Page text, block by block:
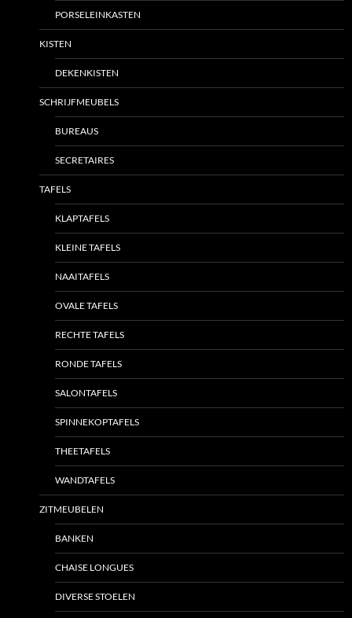
PORSELEINKASTEN
KISTEN
DEKENKISTEN
SCHRIJFMEUBELS
BUREAUS
SECRETAIRES
TAFELS
KLAPTAFELS
KLEINE TAFELS
NAAITAFELS
OVALE TAFELS
RECHTE TAFELS
RONDE TAFELS
SALONTAFELS
SPINNEKOPTAFELS
THEETAFELS
WANDTAFELS
ZITMEUBELEN
BANKEN
CHAISE LONGUES
DIVERSE STOELEN